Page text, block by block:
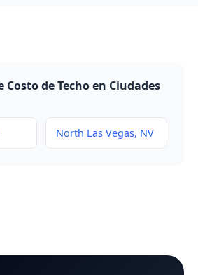
Costo de Techo en Ciudades
North Las Vegas, NV